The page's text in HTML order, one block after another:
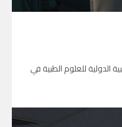
الدولية للعلوم الطبية في